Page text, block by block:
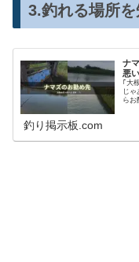
3.釣れる場所を
ナ
悪
｢大
じ
らお
釣り掲示板.com